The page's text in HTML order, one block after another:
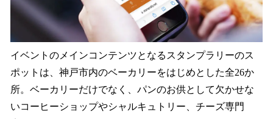
イベントのメインコンテンツとなるスタンプラリーのス
ポットは、神戸市内のベーカリーをはじめとした全26か
所。ベーカリーだけでなく、パンのお供として欠かせな
いコーヒーショップやシャルキュトリー、チーズ専門